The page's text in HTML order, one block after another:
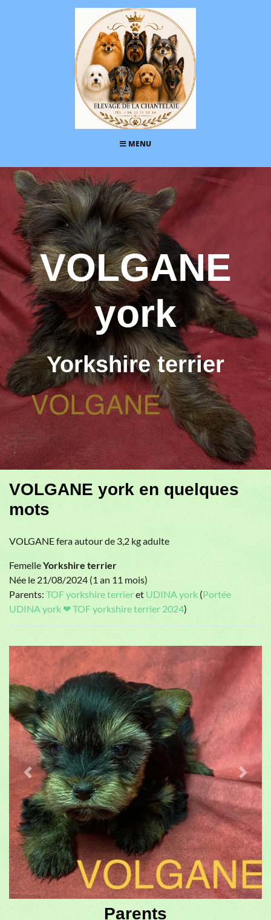
MENU
VOLGANE
york
Yorkshire terrier
Previous Next
VOLGANE york en quelques
mots
VOLGANE fera autour de 3,2 kg adulte
FemelleYorkshire terrier
Née le 21/08/2024 (1 an 11 mois)
Parents: TOF yorkshire terrieret UDINA york (Portée
UDINA york ❤ TOF yorkshire terrier 2024)
Parents